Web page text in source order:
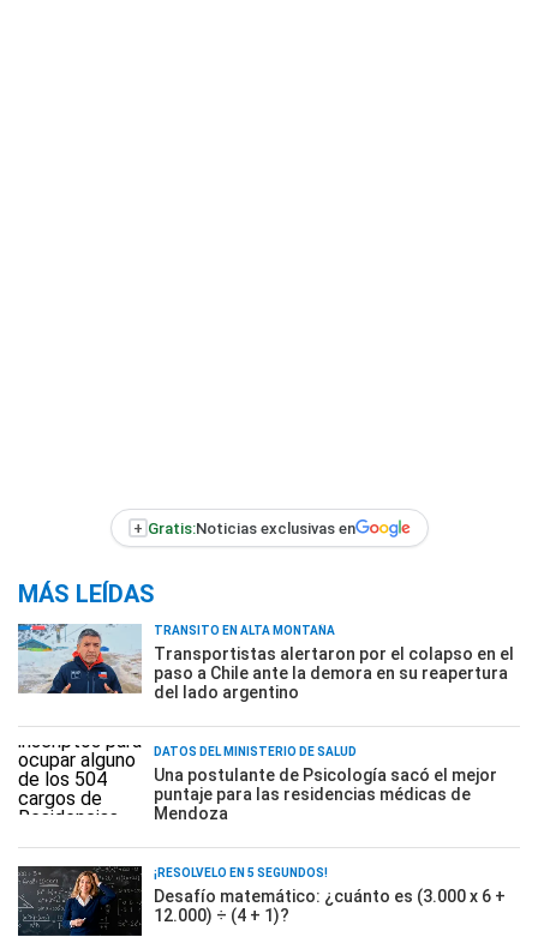
+ Gratis:Noticias exclusivas en
MÁS LEÍDAS
TRÁNSITO EN ALTA MONTAÑA
Transportistas alertaron por el colapso en el
paso a Chile ante la demora en su reapertura
del lado argentino
DATOS DEL MINISTERIO DE SALUD
Una postulante de Psicología sacó el mejor
puntaje para las residencias médicas de
Mendoza
¡RESOLVELO EN 5 SEGUNDOS!
Desafío matemático: ¿cuánto es (3.000 x 6 +
12.000) ÷ (4 + 1)?